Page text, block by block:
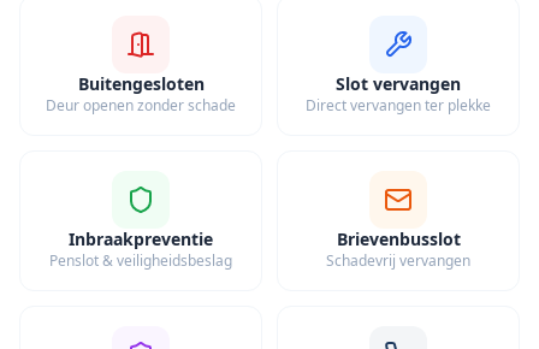
Buitengesloten
Deur openen zonder schade
Slot vervangen
Direct vervangen ter plekke
Inbraakpreventie
Penslot & veiligheidsbeslag
Brievenbusslot
Schadevrij vervangen